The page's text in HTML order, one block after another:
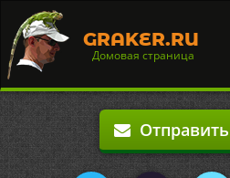
GRAKER.RU
Домовая страница